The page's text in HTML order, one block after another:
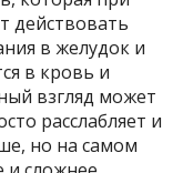
действовать
в желудок и
в кровь и
взгляд может
расслабляет и
но на самом